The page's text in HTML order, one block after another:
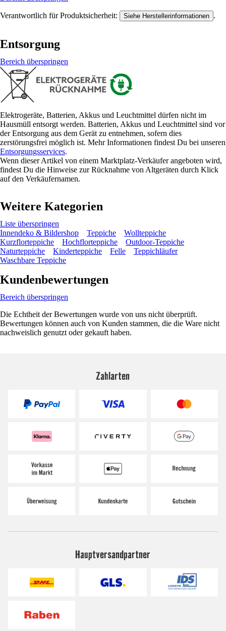
Verantwortlich für Produktsicherheit: Siehe Herstellerinformationen .
Entsorgung
Bereich überspringen
Elektrogeräte, Batterien, Akkus und Leuchtmittel dürfen nicht im
Hausmüll entsorgt werden. Batterien, Akkus und Leuchtmittel sind vor
der Entsorgung aus dem Gerät zu entnehmen, sofern dies
zerstörungsfrei möglich ist. Mehr Informationen findest Du bei unseren
Entsorgungsservices.
Wenn dieser Artikel von einem Marktplatz-Verkäufer angeboten wird,
findest Du die Hinweise zur Rücknahme von Altgeräten durch Klick
auf den Verkäufernamen.
Weitere Kategorien
Liste überspringen
Innendeko & Bildershop
Teppiche
Wollteppiche
Kurzflorteppiche
Hochflorteppiche
Outdoor-Teppiche
Naturteppiche
Kinderteppiche Felle
Teppichläufer
Waschbare Teppiche
Kundenbewertungen
Bereich überspringen
Die Echtheit der Bewertungen wurde von uns nicht überprüft.
Bewertungen können auch von Kunden stammen, die die Ware nicht
nachweislich genutzt oder gekauft haben.
Zahlarten
Hauptversandpartner